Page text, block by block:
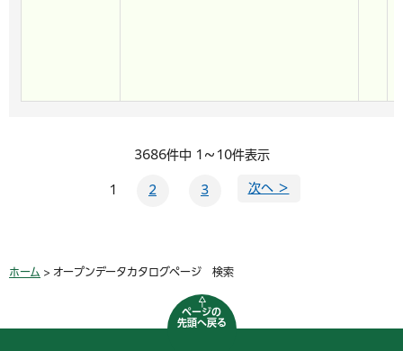
3686件中 1～10件表示
1 2 3 次へ ＞
ホーム > オープンデータカタログページ 検索
ページの
先頭へ戻る